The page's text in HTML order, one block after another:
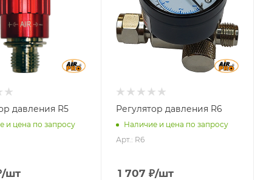
давления R5
и цена по запросу
/шт
Регулятор давления R6
Наличие и цена по запросу
Арт.: R6
1 707 ₽/шт